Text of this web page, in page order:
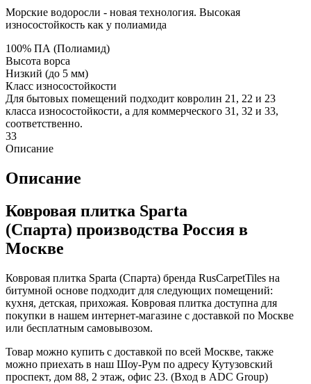
Морские водоросли - новая технология. Высокая
износостойкость как у полиамида
100% ПА (Полиамид)
Высота ворса
Низкий (до 5 мм)
Класс износостойкости
Для бытовых помещений подходит ковролин 21, 22 и 23
класса износостойкости, а для коммерческого 31, 32 и 33,
соответственно.
33
Описание
Описание
Ковровая плитка Sparta
(Спарта) производства Россия в
Москве
Ковровая плитка Sparta (Спарта) бренда RusCarpetTiles на
битумной основе подходит для следующих помещений:
кухня, детская, прихожая. Ковровая плитка доступна для
покупки в нашем интернет-магазине с доставкой по Москве
или бесплатным самовывозом.
Товар можно купить с доставкой по всей Москве, также
можно приехать в наш Шоу-Рум по адресу Кутузовский
проспект, дом 88, 2 этаж, офис 23. (Вход в ADC Group)